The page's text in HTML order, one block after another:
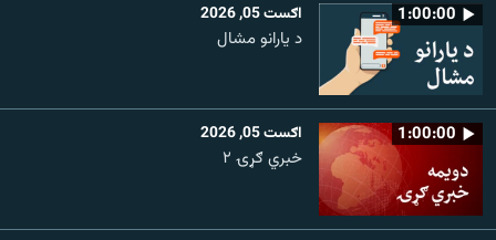
1:00:00 اګست 05, 2026
د یارانو مشال
1:00:00 اګست 05, 2026
خبري ګړۍ ۲